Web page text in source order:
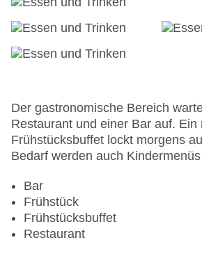
Anzahl der Aufzüge: 4
Zimmerservice
Gesamtanzahl der Zimmer: 489
Landeskategorie: 3,5 Sterne
Der gastronomische Bereich
Restaurant und einer Bar auf. Ein
Frühstücksbuffet lockt morgens
Bedarf werden auch
Bar
Frühstück
Frühstücksbuffet
Restaurant